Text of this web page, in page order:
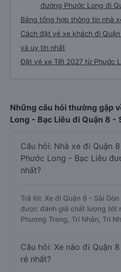
đường Phước Long đi
Bảng tổng hợp thông tin nhà
Cách đặt vé xe khách đi
và uy tín nhất
Đặt vé xe Tết 2027 từ Phước
Những câu hỏi thường gặp
Long - Bạc Liêu đi Quận 8 -
Câu hỏi: Nhà xe đi Quận
Phước Long - Bạc Liêu
nhất?
Trả lời: Xe đi Quận 8 - Sài
được đánh giá chất lượng tốt
Phương Trang, Trí Nhân, Trí
Câu hỏi: Xe nào đi Quận
rẻ nhất?